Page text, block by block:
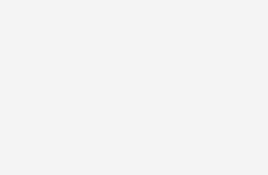
Institute IEG und ISI
bleibt dauerhaft